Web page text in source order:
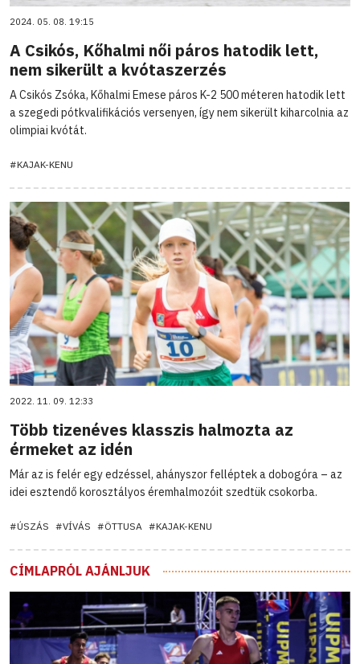
2024. 05. 08. 19:15
A Csikós, Kőhalmi női páros hatodik lett,
nem sikerült a kvótaszerzés
A Csikós Zsóka, Kőhalmi Emese páros K-2 500 méteren hatodik lett
a szegedi pótkvalifikációs versenyen, így nem sikerült kiharcolnia az
olimpiai kvótát.
#KAJAK-KENU
2022. 11. 09. 12:33
Több tizenéves klasszis halmozta az
érmeket az idén
Már az is felér egy edzéssel, ahányszor felléptek a dobogóra – az
idei esztendő korosztályos éremhalmozóit szedtük csokorba.
#ÚSZÁS #VÍVÁS #ÖTTUSA #KAJAK-KENU
CÍMLAPRÓL AJÁNLJUK